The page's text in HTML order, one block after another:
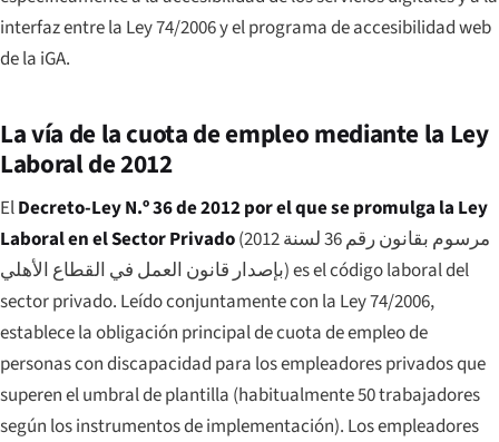
interfaz entre la Ley 74/2006 y el programa de accesibilidad web
de la iGA.
La vía de la cuota de empleo mediante la Ley
Laboral de 2012
ElDecreto-Ley N.º 36 de 2012 por el que se promulga la Ley
Laboral en el Sector Privado(مرسوم بقانون رقم 36 لسنة 2012
بإصدار قانون العمل في القطاع الأهلي) es el código laboral del
sector privado. Leído conjuntamente con la Ley 74/2006,
establece la obligación principal de cuota de empleo de
personas con discapacidad para los empleadores privados que
superen el umbral de plantilla (habitualmente 50 trabajadores
según los instrumentos de implementación). Los empleadores